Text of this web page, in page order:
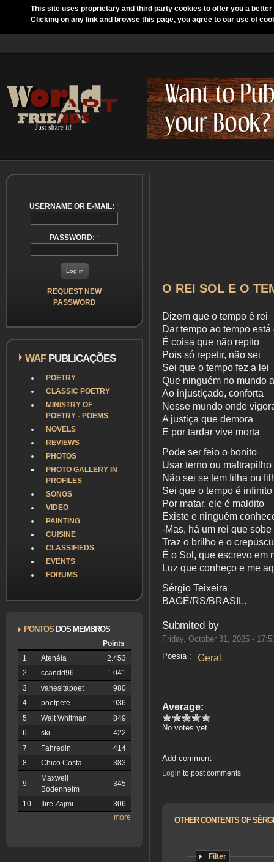
This site uses proprietary and third party cookies to offer you a
Clicking on any link and browse this page, you agree to our use of
USERNAME OR E-MAIL: *
PASSWORD: *
REQUEST NEW
PASSWORD
WAFPUBLICAÇÕES
POETRY
CLASSIC POETRY
MINISTRY OF
POETRY - POEMS
NOVELS
REVIEWS
PHOTOS
PHOTO GALLERY IN
PROFILES
SONGS
VIDEO
PAINTING
CUISINE
CLASSIFIEDS
EVENTS
FORUMS
PONTOS DOS MEMBROS
Points
1
Atenéia
2.453
2
ccandd96
1.041
3
vanesitapoet
980
4
poetpete
936
5
Walt Whitman
849
6
ski
422
7
Fahredin
414
8
Chico Costa 383
9
Maxwell
Bodenheim
345
10 Ilire Zajmi
306
more
O REI SOL E O
Dizem que o tempo é rei
Dar tempo ao tempo está
É coisa que não repito
Pois só repetir, não sei
Sei que o tempo fez a lei
Que ninguém no mundo
Ao injustiçado, conforta
Nesse mundo onde
A justiça que demora
E por tardar vive morta
Pode ser feio o bonito
Usar terno ou maltrapilho
Não sei se tem filha ou
Sei que o tempo é infinito
Por matar, ele é maldito
Existe e ninguém
-Mas, há um rei que
Traz o brilho e o
É o Sol, que escrevo em
Luz que conheço e me
Sérgio Teixeira
BAGÉ/RS/BRASIL.
Submited by
Friday, October 31, 2025 -
Poesia :
Geral
Average:
No votes yet
Add comment
Login to post comments
OTHER CONTENTS OF
Filter